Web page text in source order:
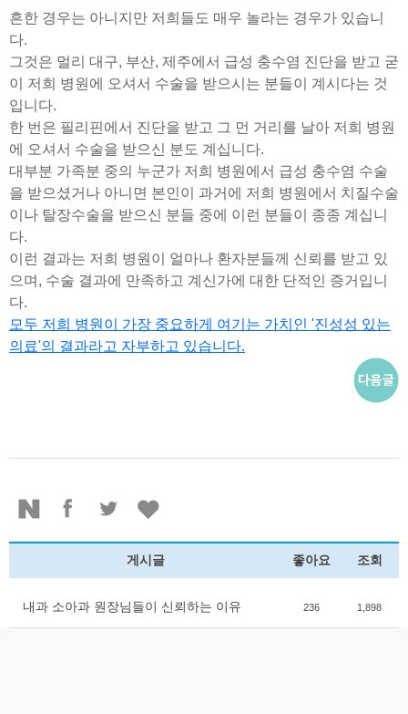
흔한 경우는 아니지만 저희들도 매우 놀라는 경우가 있습니
다.
그것은 멀리 대구, 부산, 제주에서 급성 충수염 진단을 받고 굳
이 저희 병원에 오셔서 수술을 받으시는 분들이 계시다는 것
입니다.
한 번은 필리핀에서 진단을 받고 그 먼 거리를 날아 저희 병원
에 오셔서 수술을 받으신 분도 계십니다.
대부분 가족분 중의 누군가 저희 병원에서 급성 충수염 수술
을 받으셨거나 아니면 본인이 과거에 저희 병원에서 치질수술
이나 탈장수술을 받으신 분들 중에 이런 분들이 종종 계십니
다.
이런 결과는 저희 병원이 얼마나 환자분들께 신뢰를 받고 있
으며, 수술 결과에 만족하고 계신가에 대한 단적인 증거입니
다.
모두 저희 병원이 가장 중요하게 여기는 가치인 '진성성 있는
의료'의 결과라고 자부하고 있습니다.
게시글 좋아요 조회
내과 소아과 원장님들이 신뢰하는 이유 236 1,898